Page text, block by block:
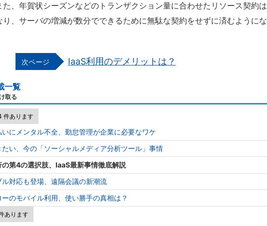
た、年賀状シーズンなどのトランザクション量に合わせたリソース契約は
、サーバの増減が数分でできるために無駄な契約をせずに済むようにな
IaaS利用のデメリットは？
一覧
取る
件あります
にメンタル不全、勤怠管理が企業に必要なワケ
い、今の「ソーシャルメディア分析ツール」事情
の第4の選択肢、IaaS最新事情徹底解説
ル対応も登場、遠隔会議の新潮流
ーのモバイル利用、使い勝手の真相は？
あります